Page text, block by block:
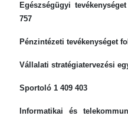
Egészségügyi
757
Pénzintézeti tevékenységet
Vállalati stratégiatervezési
Sportoló 1 409 403
Informatikai és